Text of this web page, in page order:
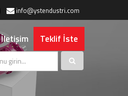
info@ystendustri.com
İletişim Teklif İste